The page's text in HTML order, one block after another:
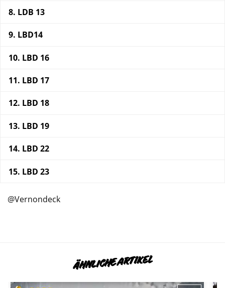
LDB 13
LBD14
LBD 16
LBD 17
LBD 18
LBD 19
LBD 22
LBD 23
@Vernondeck
ÄHNLICHE ARTIKEL